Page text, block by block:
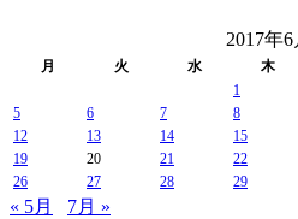
2017年6
月 火 水 木
1
5
6 7 8
12
13 14 15
19
20 21 22
26
27 28 29
« 5月 7月 »